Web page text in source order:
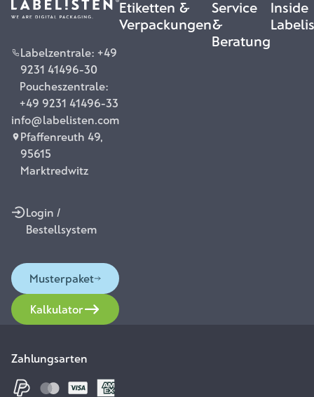
Labelzentrale: +49
9231 41496-30
Poucheszentrale:
+49 9231 41496-33
info@labelisten.com
Pfaffenreuth 49,
95615
Marktredwitz
Login /
Bestellsystem
Musterpaket
Kalkulator
Etiketten &
Verpackungen
Service
&
Beratung
Inside
Zahlungsarten